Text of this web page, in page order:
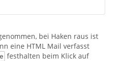
bei Haken raus ist
eine HTML Mail verfasst
festhalten beim Klick auf